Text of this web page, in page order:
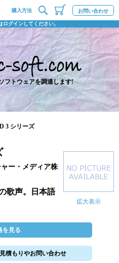
ログインしてください。
購入方法 お問い合わせ
フトウェアを調達します!
3 シリーズ
拡大表示
ー・メディア株
歌声。日本語
を見る
積もりやお問い合わせ